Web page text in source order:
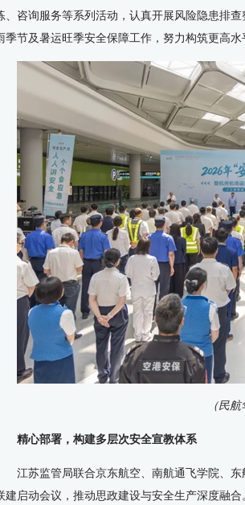
、咨询服务等系列活动，认真开展风险隐患排
季节及暑运旺季安全保障工作，努力构筑更高水
（民
精心部署，构建多层次安全宣教体系
江苏监管局联合京东航空、南航通飞学院、
建启动会议，推动思政建设与安全生产深度融